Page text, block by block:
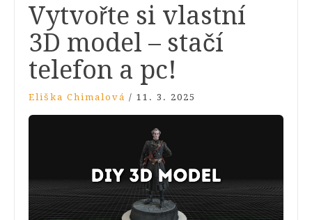
Vytvořte si vlastní
3D model – stačí
telefon a pc!
Eliška Chimalová / 11. 3. 2025